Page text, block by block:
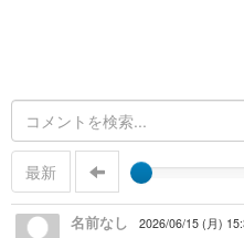
最新
名前なし 2026/06/15 (月)